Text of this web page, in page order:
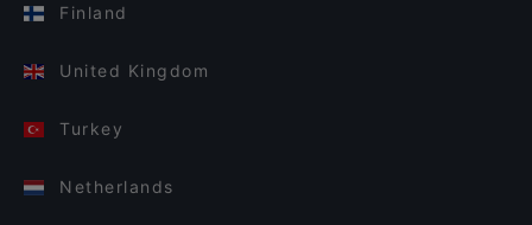
Finland
United Kingdom
Turkey
Netherlands